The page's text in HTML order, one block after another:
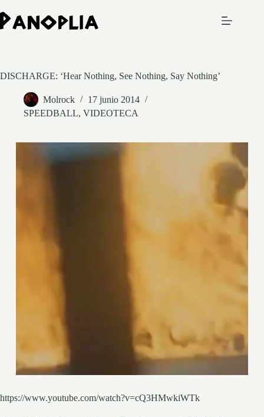
al
contenido
DISCHARGE: ‘Hear Nothing, See Nothing, Say Nothing’
Molrock
17 junio 2014
SPEEDBALL, VIDEOTECA
https://www.youtube.com/watch?v=cQ3HMwkiWTk